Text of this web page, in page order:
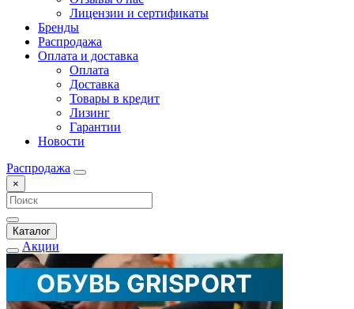
Лицензии и сертификаты
Бренды
Распродажа
Оплата и доставка
Оплата
Доставка
Товары в кредит
Лизинг
Гарантии
Новости
Распродажа
×
Каталог
Акции